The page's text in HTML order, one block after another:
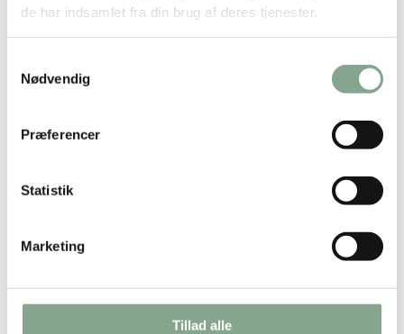
de har indsamlet fra din brug af deres tjenester.
Nødvendig
Præferencer
Statistik
Marketing
Tillad alle
Mayland spiralkalender 2026 12x17cm 1dg/side
DKK 67,50 inkl. moms